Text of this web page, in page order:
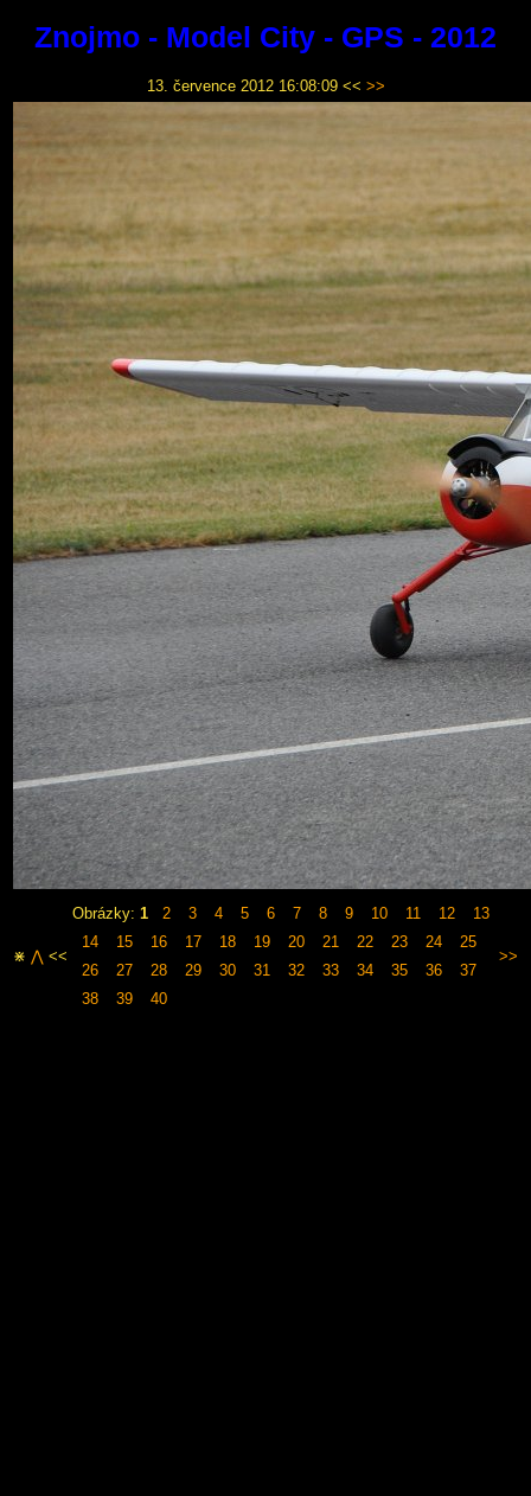
Znojmo - Model City - GPS - 2012
13. července 2012 16:08:09 << >>
⋇ ⋀ <<
Obrázky: 1 2 3 4 5 6 7 8 9 10 11 12
13
14
15 16 17 18 19 20 21 22 23 24
25
26
27 28 29 30 31 32 33 34 35 36
37
38
39 40
>>